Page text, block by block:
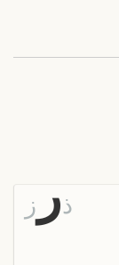
ذر ز